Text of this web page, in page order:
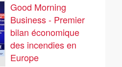
Good Morning
Business - Premier
bilan économique
des incendies en
Europe